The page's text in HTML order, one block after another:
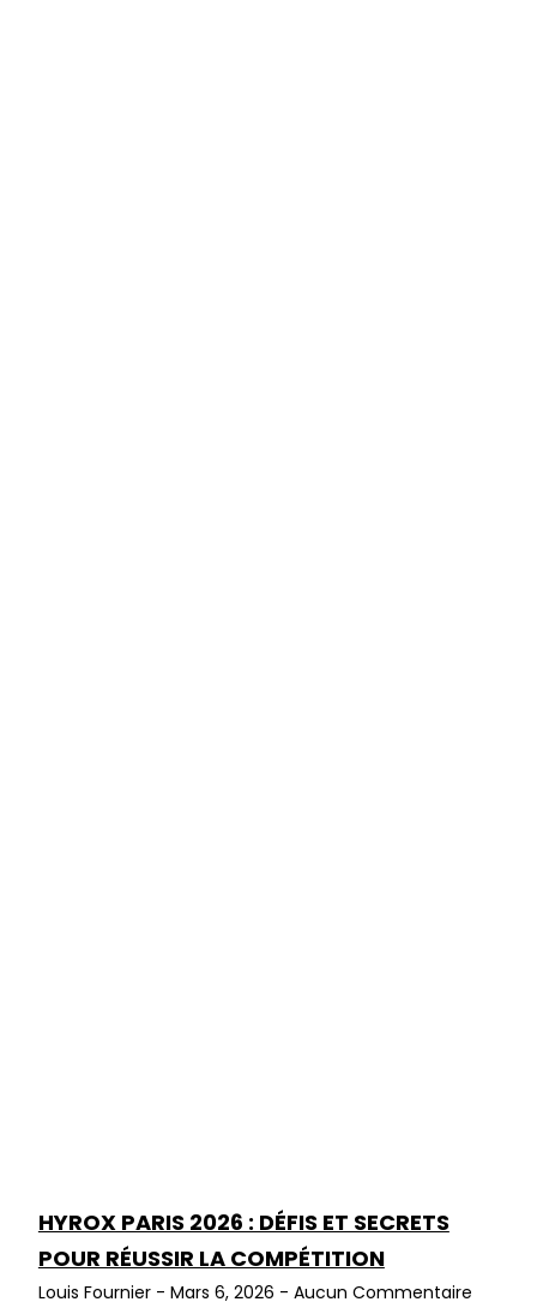
HYROX PARIS 2026 : DÉFIS ET SECRETS
POUR RÉUSSIR LA COMPÉTITION
Louis Fournier Mars 6, 2026 Aucun Commentaire